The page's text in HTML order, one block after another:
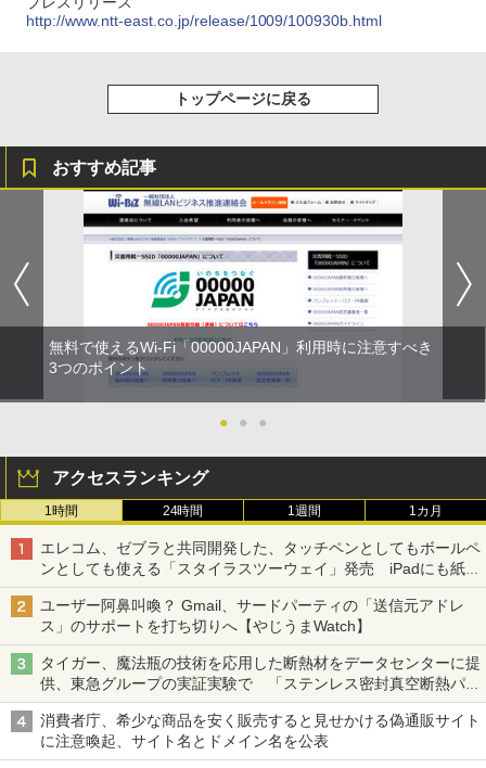
http://www.ntt-east.co.jp/release/1009/100930b.html
トップページに戻る
おすすめ記事
無料で使えるWi-Fi「00000JAPAN」利用時に注意すべき
3つのポイント
● ● ●
アクセスランキング
1時間 24時間 1週間 1カ月
エレコム、ゼブラと共同開発した、タッチペンとしてもボールペ
ンとしても使える「スタイラスツーウェイ」発売 iPadにも紙に
も、持ち替えずに書き込める
ユーザー阿鼻叫喚？ Gmail、サードパーティの「送信元アドレ
ス」のサポートを打ち切りへ【やじうまWatch】
タイガー、魔法瓶の技術を応用した断熱材をデータセンターに提
供、東急グループの実証実験で 「ステンレス密封真空断熱パネ
ル TIVIP」
消費者庁、希少な商品を安く販売すると見せかける偽通販サイト
に注意喚起、サイト名とドメイン名を公表